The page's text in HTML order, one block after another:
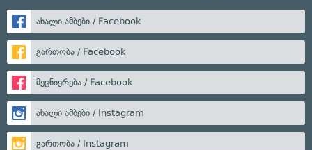
ახალი ამბები / Facebook
გართობა / Facebook
მეცნიერება / Facebook
ახალი ამბები / Instagram
გართობა / Instagram